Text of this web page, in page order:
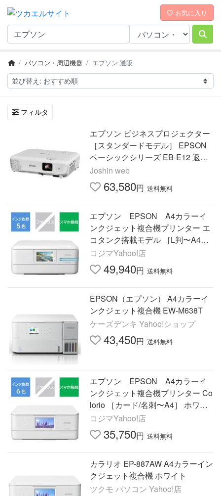
お気に入り
パソコン・周辺機器 エプソン 通販
フィルタ
エプソン ビジネスプロジェクター
［スタンダードモデル］ EPSON
ベーシックシリーズ EB-E12 返品
種別A
Joshin web
63,580円 送料無料
エプソン EPSON A4カラーイ
ンクジェット複合機プリンター エ
コタンク搭載モデル ［L判〜A4］
ホワイト EW-M757TW
コジマYahoo!店
49,940円 送料無料
EPSON（エプソン） A4カラーイ
ンクジェット複合機 EW-M638T
ケーズデンキ Yahoo!ショップ
43,450円 送料無料
エプソン EPSON A4カラーイ
ンクジェット複合機プリンター Co
lorio ［カード/名刺〜A4］ ホワイ
ト EP-887AW
コジマYahoo!店
35,750円 送料無料
カラリオ EP-887AW A4カラーイン
クジェット複合機 ホワイト
ツクモ パソコン Yahoo!店